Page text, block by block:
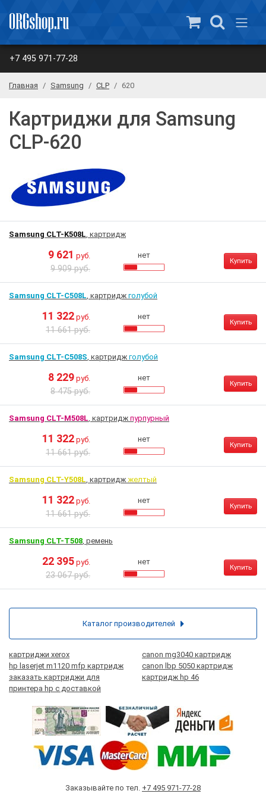
+7 495 971-77-28
Главная Samsung CLP 620
Картриджи для Samsung
CLP-620
Samsung CLT-K508L, картридж
9 621 руб.
9 909 руб.
нет
Купить
Samsung CLT-C508L, картридж голубой
11 322 руб.
11 661 руб.
нет
Купить
Samsung CLT-C508S, картридж голубой
8 229 руб.
8 475 руб.
нет
Купить
Samsung CLT-M508L, картридж пурпурный
11 322 руб.
11 661 руб.
нет
Купить
Samsung CLT-Y508L, картридж желтый
11 322 руб.
11 661 руб.
нет
Купить
Samsung CLT-T508, ремень
22 395 руб.
23 067 руб.
нет
Купить
картриджи xerox
canon mg3040 картридж
hp laserjet m1120 mfp картридж
canon lbp 5050 картридж
заказать картриджи для
принтера hp с доставкой
картридж hp 46
Заказывайте по тел. +7 495 971-77-28